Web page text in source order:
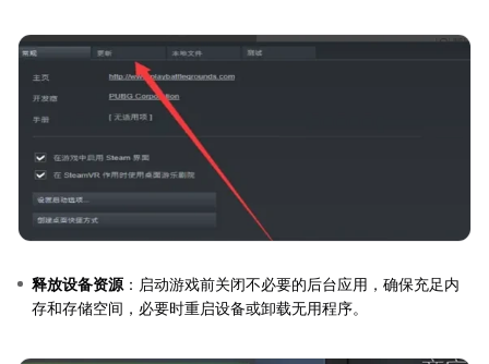
释放设备资源 ：启动游戏前关闭不必要的后台应用，确保充足内
存和存储空间，必要时重启设备或卸载无用程序。